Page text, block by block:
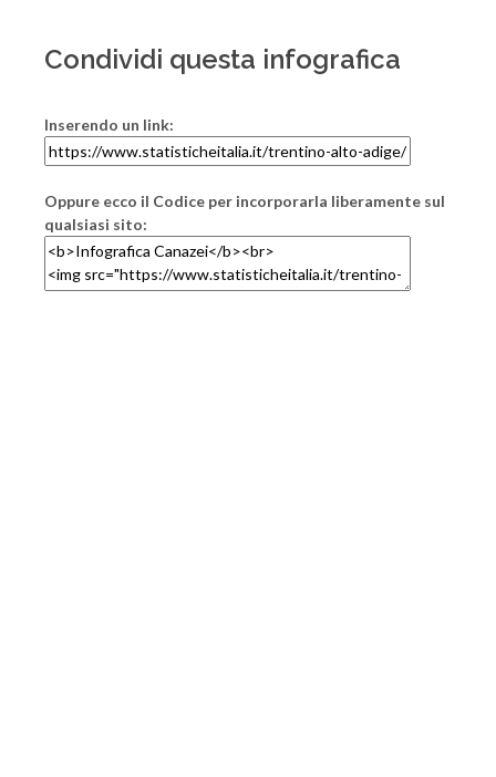
Condividi questa infografica
Inserendo un link:
Oppure ecco il Codice per incorporarla liberamente sul
qualsiasi sito: